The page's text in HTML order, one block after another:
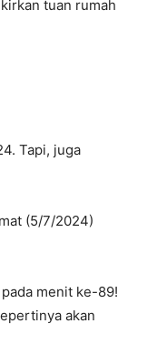
tuan rumah
Tapi, juga
(5/7/2024)
menit ke-89!
akan